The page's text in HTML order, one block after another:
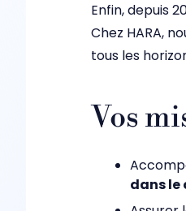
Enfin, depuis
Chez HARA,
tous les
Vos
dans le